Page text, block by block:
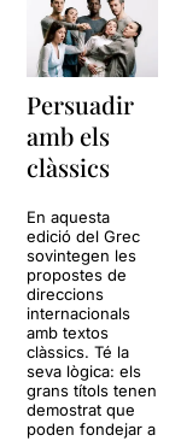
Persuadir
amb els
clàssics
En aquesta
edició del Grec
sovintegen les
propostes de
direccions
internacionals
amb textos
clàssics. Té la
seva lògica: els
grans títols tenen
demostrat que
poden fondejar a